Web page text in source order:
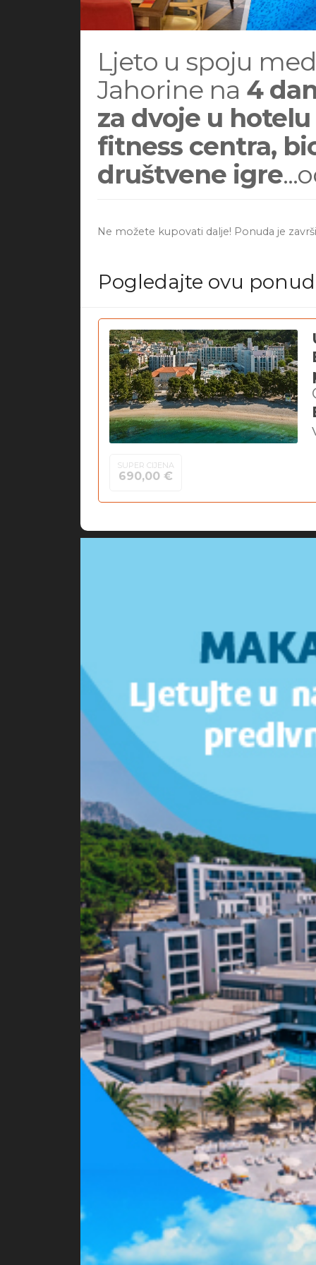
Ljeto u spoju
Jahorine na 4
za dvoje u
fitness centra,
društvene igre
Ne možete kupovati dalje! Ponuda je
Pogledajte ovu
SUPER CIJENA
690,00 €